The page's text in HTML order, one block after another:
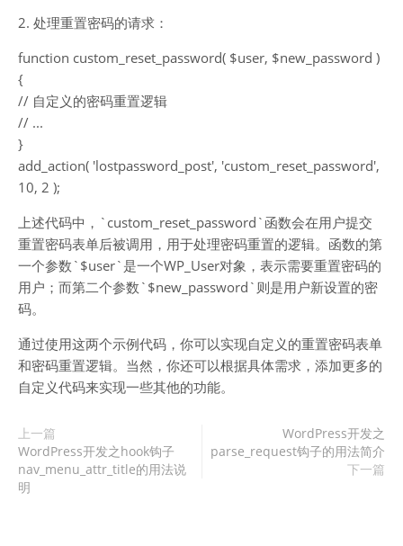
2. 处理重置密码的请求：
function custom_reset_password( $user, $new_password )
{
// 自定义的密码重置逻辑
// ...
}
add_action( 'lostpassword_post', 'custom_reset_password',
10, 2 );
上述代码中，`custom_reset_password`函数会在用户提交
重置密码表单后被调用，用于处理密码重置的逻辑。函数的第
一个参数`$user`是一个WP_User对象，表示需要重置密码的
用户；而第二个参数`$new_password`则是用户新设置的密
码。
通过使用这两个示例代码，你可以实现自定义的重置密码表单
和密码重置逻辑。当然，你还可以根据具体需求，添加更多的
自定义代码来实现一些其他的功能。
上一篇
WordPress开发之hook钩子
nav_menu_attr_title的用法说
明
WordPress开发之
parse_request钩子的用法简介
下一篇